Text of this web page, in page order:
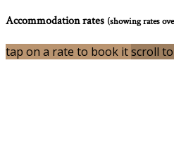
Accommodation rates (showing rates
tap on a rate to book itscroll